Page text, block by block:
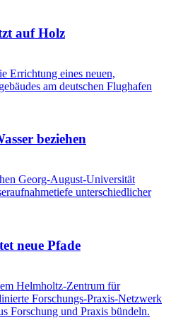
auf Holz
Errichtung eines neuen,
am deutschen Flughafen
beziehen
Georg-August-Universität
unterschiedlicher
neue Pfade
Helmholtz-Zentrum für
Forschungs-Praxis-Netzwerk
Forschung und Praxis bündeln.